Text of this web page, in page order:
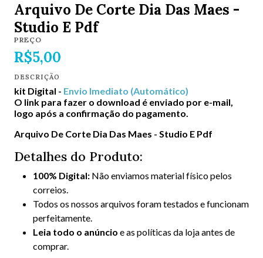
Arquivo De Corte Dia Das Maes -
Studio E Pdf
PREÇO
R$5,00
DESCRIÇÃO
kit Digital - Envio Imediato (Automático)
O link para fazer o download é enviado por e-mail,
logo após a confirmação do pagamento.
Arquivo De Corte Dia Das Maes - Studio E Pdf
Detalhes do Produto:
100% Digital: Não enviamos material físico pelos
correios.
Todos os nossos arquivos foram testados e funcionam
perfeitamente.
Leia todo o anúncio e as políticas da loja antes de
comprar.